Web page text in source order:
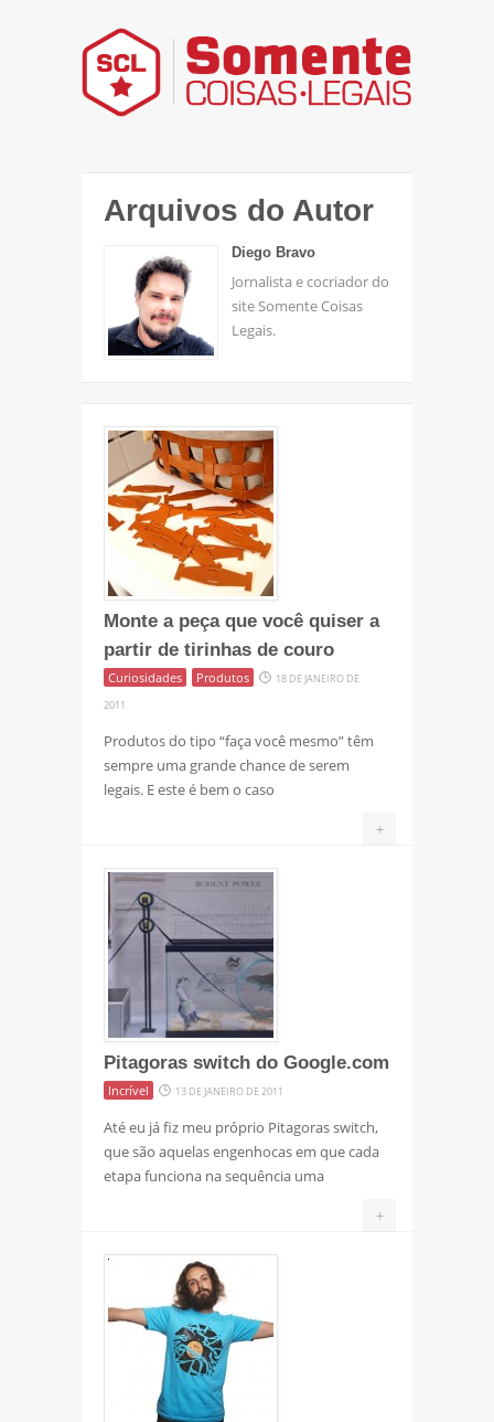
Arquivos do Autor
Diego Bravo
Jornalista e cocriador do
site Somente Coisas
Legais.
Monte a peça que você quiser a
partir de tirinhas de couro
Curiosidades Produtos
18 DE JANEIRO DE
2011
Produtos do tipo “faça você mesmo” têm
sempre uma grande chance de serem
legais. E este é bem o caso
+
Pitagoras switch do Google.com
Incrível 13 DE JANEIRO DE 2011
Até eu já fiz meu próprio Pitagoras switch,
que são aquelas engenhocas em que cada
etapa funciona na sequência uma
+